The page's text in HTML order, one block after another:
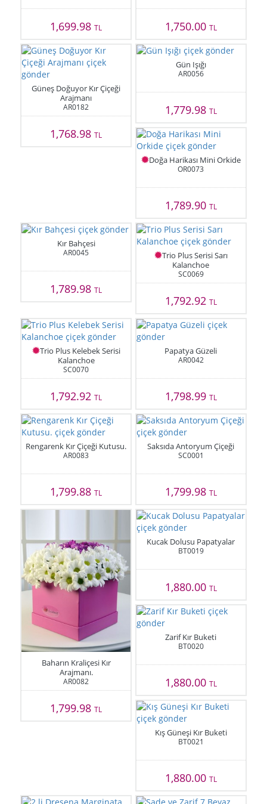
1,699.98TL 1,750.00 TL
Güneş Doğuyor Kır Çiçeği
Arajmanı
AR0182
1,768.98TL
Gün Işığı
AR0056
1,779.98 TL
Doğa Harikası Mini Orkide
OR0073
1,789.90 TL
Kır Bahçesi
AR0045
1,789.98TL
Trio Plus Serisi Sarı
Kalanchoe
SC0069
1,792.92 TL
Trio Plus Kelebek Serisi
Kalanchoe
SC0070
1,792.92TL
Papatya Güzeli
AR0042
1,798.99 TL
Rengarenk Kır Çiçeği Kutusu.
AR0083
1,799.88TL
Saksıda Antoryum Çiçeği
SC0001
1,799.98 TL
Baharın Kraliçesi Kır
Arajmanı.
AR0082
1,799.98TL
Kucak Dolusu Papatyalar
BT0019
1,880.00 TL
Zarif Kır Buketi
BT0020
1,880.00 TL
Kış Güneşi Kır Buketi
BT0021
1,880.00 TL